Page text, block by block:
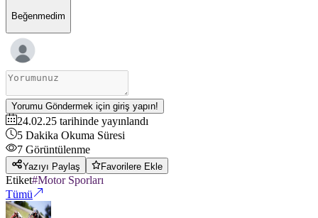
Beğenmedim
Yorumu Göndermek için giriş yapın!
24.02.25 tarihinde yayınlandı
5 Dakika Okuma Süresi
7 Görüntülenme
Yazıyı Paylaş Favorilere Ekle
Etiket#Motor Sporları
Tümü